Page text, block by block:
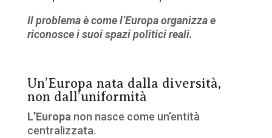
Il problema è come l’Europa organizza e
riconosce i suoi spazi politici reali.
Un’Europa nata dalla diversità,
non dall’uniformità
L’Europanon nasce come un’entità
centralizzata.